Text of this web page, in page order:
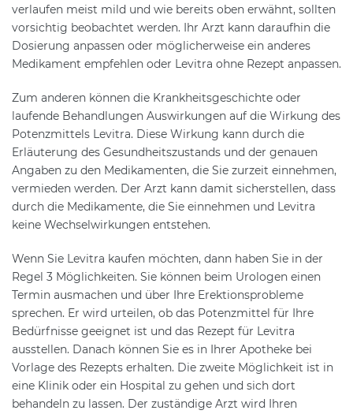
verlaufen meist mild und wie bereits oben erwähnt, sollten
vorsichtig beobachtet werden. Ihr Arzt kann daraufhin die
Dosierung anpassen oder möglicherweise ein anderes
Medikament empfehlen oder Levitra ohne Rezept anpassen.
Zum anderen können die Krankheitsgeschichte oder
laufende Behandlungen Auswirkungen auf die Wirkung des
Potenzmittels Levitra. Diese Wirkung kann durch die
Erläuterung des Gesundheitszustands und der genauen
Angaben zu den Medikamenten, die Sie zurzeit einnehmen,
vermieden werden. Der Arzt kann damit sicherstellen, dass
durch die Medikamente, die Sie einnehmen und Levitra
keine Wechselwirkungen entstehen.
Wenn Sie Levitra kaufen möchten, dann haben Sie in der
Regel 3 Möglichkeiten. Sie können beim Urologen einen
Termin ausmachen und über Ihre Erektionsprobleme
sprechen. Er wird urteilen, ob das Potenzmittel für Ihre
Bedürfnisse geeignet ist und das Rezept für Levitra
ausstellen. Danach können Sie es in Ihrer Apotheke bei
Vorlage des Rezepts erhalten. Die zweite Möglichkeit ist in
eine Klinik oder ein Hospital zu gehen und sich dort
behandeln zu lassen. Der zuständige Arzt wird Ihren